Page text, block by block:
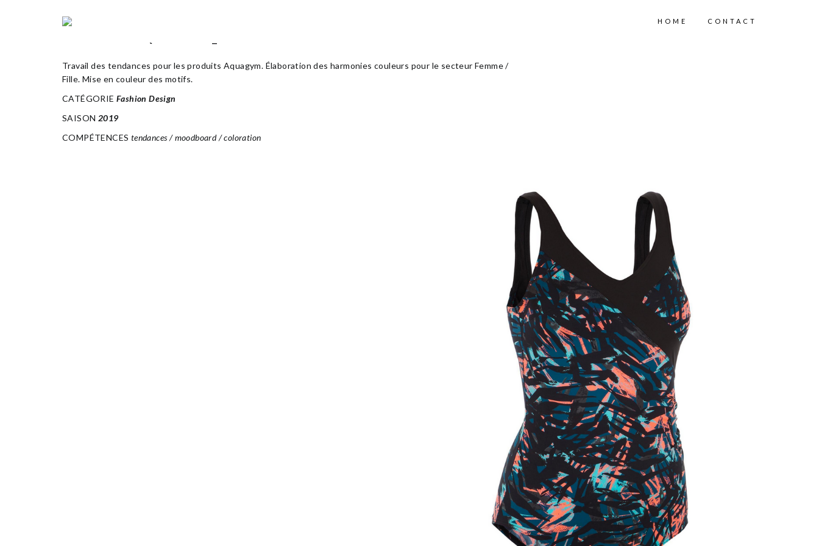
HOME CONTACT
Travail des tendances pour les produits Aquagym. Élaboration des harmonies couleurs pour le secteur Femme /
Fille. Mise en couleur des motifs.
CATÉGORIE Fashion Design
SAISON 2019
COMPÉTENCES tendances / moodboard / coloration